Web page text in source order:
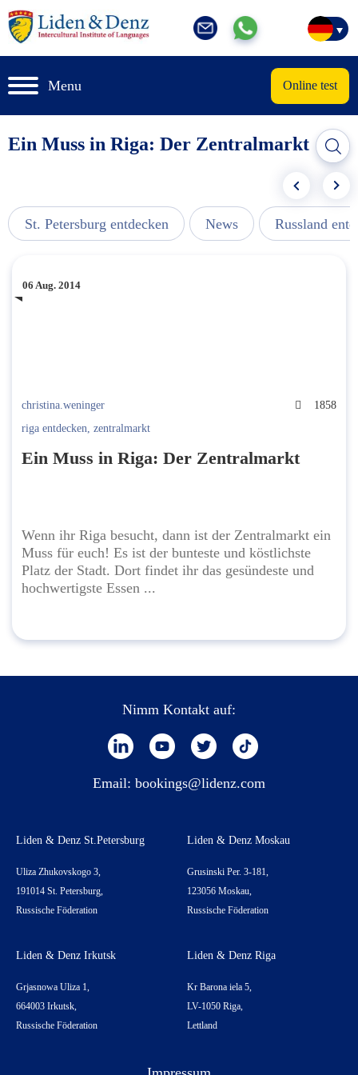
Menu Online test
Ein Muss in Riga: Der Zentralmarkt
St. Petersburg entdecken News Russland
06 Aug. 2014
christina.weninger
1858
riga entdecken, zentralmarkt
Ein Muss in Riga: Der Zentralmarkt
Wenn ihr Riga besucht, dann ist der Zentralmarkt ein
Muss für euch! Es ist der bunteste und köstlichste
Platz der Stadt. Dort findet ihr das gesündeste und
hochwertigste Essen ...
Nimm Kontakt auf:
Email: bookings@lidenz.com
Liden & Denz St.Petersburg
Uliza Zhukovskogo 3,
191014 St. Petersburg,
Russische Föderation
Liden & Denz Moskau
Grusinski Per. 3-181,
123056 Moskau,
Russische Föderation
Liden & Denz Irkutsk
Grjasnowa Uliza 1,
664003 Irkutsk,
Russische Föderation
Liden & Denz Riga
Kr Barona iela 5,
LV-1050 Riga,
Lettland